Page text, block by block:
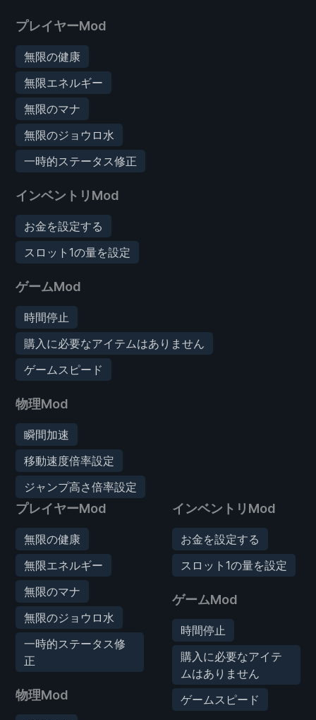
プレイヤーMod
無限の健康
無限エネルギー
無限のマナ
無限のジョウロ水
一時的ステータス修正
インベントリMod
お金を設定する
スロット1の量を設定
ゲームMod
時間停止
購入に必要なアイテムはありません
ゲームスピード
物理Mod
瞬間加速
移動速度倍率設定
ジャンプ高さ倍率設定
プレイヤーMod
無限の健康
無限エネルギー
無限のマナ
無限のジョウロ水
一時的ステータス修
正
物理Mod
インベントリMod
お金を設定する
スロット1の量を設定
ゲームMod
時間停止
購入に必要なアイテ
ムはありません
ゲームスピード